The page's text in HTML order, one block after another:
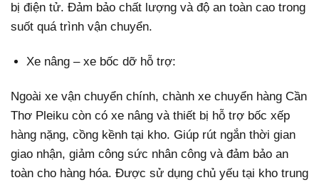
bị điện tử. Đảm bảo chất lượng và độ an toàn cao trong
suốt quá trình vận chuyển.
Xe nâng – xe bốc dỡ hỗ trợ:
Ngoài xe vận chuyển chính, chành xe chuyển hàng Cần
Thơ Pleiku còn có xe nâng và thiết bị hỗ trợ bốc xếp
hàng nặng, cồng kềnh tại kho. Giúp rút ngắn thời gian
giao nhận, giảm công sức nhân công và đảm bảo an
toàn cho hàng hóa. Được sử dụng chủ yếu tại kho trung